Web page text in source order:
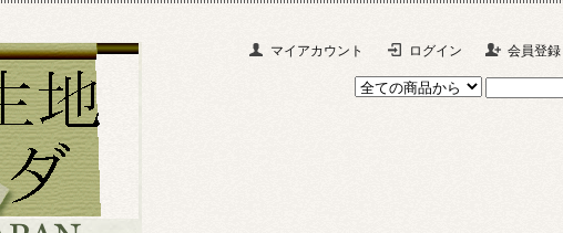
マイアカウント ログイン 会員登録